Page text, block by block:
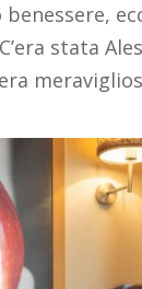
stata